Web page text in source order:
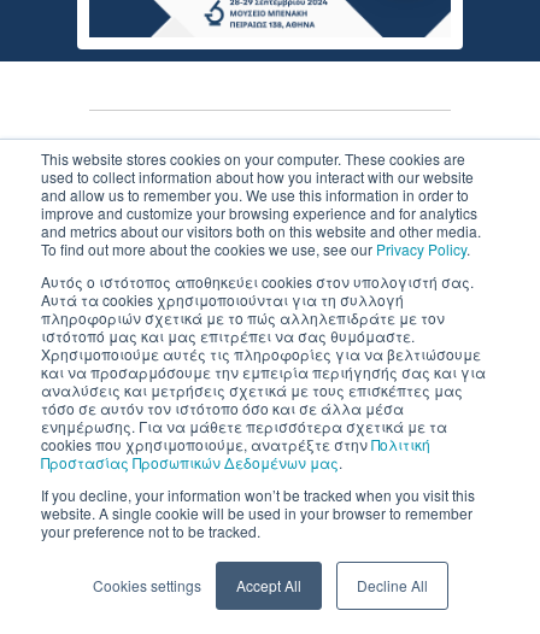
This website stores cookies on your computer. These cookies are
used to collect information about how you interact with our website
and allow us to remember you. We use this information in order to
improve and customize your browsing experience and for analytics
and metrics about our visitors both on this website and other media.
To find out more about the cookies we use, see our Privacy Policy.
Αυτός ο ιστότοπος αποθηκεύει cookies στον υπολογιστή σας.
Αυτά τα cookies χρησιμοποιούνται για τη συλλογή
πληροφοριών σχετικά με το πώς αλληλεπιδράτε με τον
ιστότοπό μας και μας επιτρέπει να σας θυμόμαστε.
Χρησιμοποιούμε αυτές τις πληροφορίες για να βελτιώσουμε
και να προσαρμόσουμε την εμπειρία περιήγησής σας και για
αναλύσεις και μετρήσεις σχετικά με τους επισκέπτες μας
τόσο σε αυτόν τον ιστότοπο όσο και σε άλλα μέσα
ενημέρωσης. Για να μάθετε περισσότερα σχετικά με τα
cookies που χρησιμοποιούμε, ανατρέξτε στηνΠολιτική
Προστασίας Προσωπικών Δεδομένων μας.
If you decline, your information won’t be tracked when you visit this
website. A single cookie will be used in your browser to remember
your preference not to be tracked.
Cookies settings Accept All Decline All
Inventics A.E. | All rights reserved